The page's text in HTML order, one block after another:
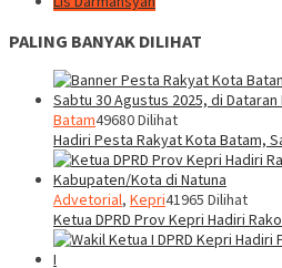
PALING BANYAK DILIHAT
Batam49680 Dilihat
Hadiri Pesta Rakyat Kota Batam,
Advetorial, Kepri41965 Dilihat
Ketua DPRD Prov Kepri Hadiri